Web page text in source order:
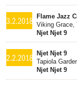
3.2.2018
Flame Jazz
Viking Grace,
Njet Njet 9
2.2.2018
Njet Njet 9
Tapiola
Njet Njet 9